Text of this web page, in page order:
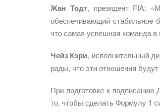
Жан Тодт, президент FIA:
обеспечивающий стабильное
что самая успешная команда в
Чейз Кэри, исполнительный
рады, что эти отношения
При подготовке к подписанию
то, чтобы сделать Формулу 1